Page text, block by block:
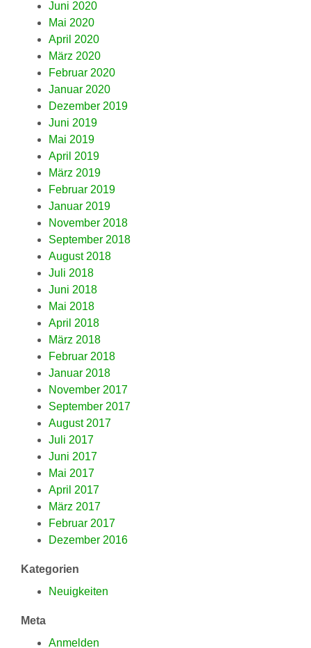
Juni 2020
Mai 2020
April 2020
März 2020
Februar 2020
Januar 2020
Dezember 2019
Juni 2019
Mai 2019
April 2019
März 2019
Februar 2019
Januar 2019
November 2018
September 2018
August 2018
Juli 2018
Juni 2018
Mai 2018
April 2018
März 2018
Februar 2018
Januar 2018
November 2017
September 2017
August 2017
Juli 2017
Juni 2017
Mai 2017
April 2017
März 2017
Februar 2017
Dezember 2016
Kategorien
Neuigkeiten
Meta
Anmelden